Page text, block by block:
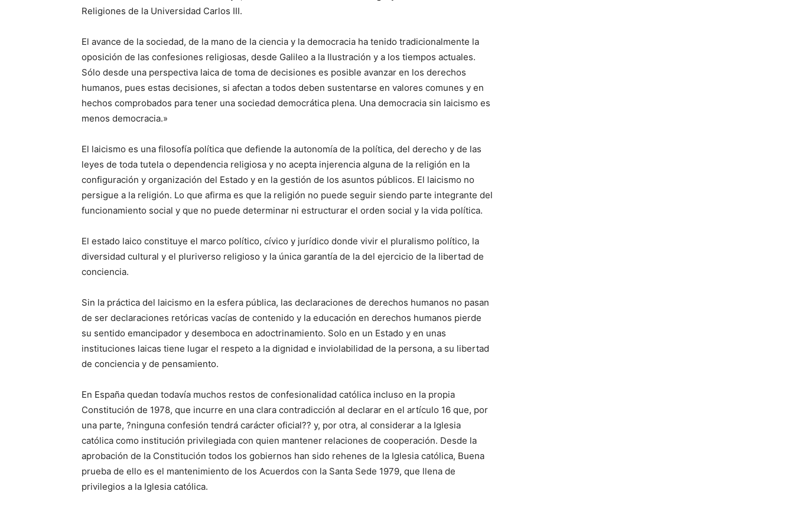
Religiones de la Universidad Carlos III.
El avance de la sociedad, de la mano de la ciencia y la democracia ha tenido tradicionalmente la
oposición de las confesiones religiosas, desde Galileo a la Ilustración y a los tiempos actuales.
Sólo desde una perspectiva laica de toma de decisiones es posible avanzar en los derechos
humanos, pues estas decisiones, si afectan a todos deben sustentarse en valores comunes y en
hechos comprobados para tener una sociedad democrática plena. Una democracia sin laicismo es
menos democracia.»
El laicismo es una filosofía política que defiende la autonomía de la política, del derecho y de las
leyes de toda tutela o dependencia religiosa y no acepta injerencia alguna de la religión en la
configuración y organización del Estado y en la gestión de los asuntos públicos. El laicismo no
persigue a la religión. Lo que afirma es que la religión no puede seguir siendo parte integrante del
funcionamiento social y que no puede determinar ni estructurar el orden social y la vida política.
El estado laico constituye el marco político, cívico y jurídico donde vivir el pluralismo político, la
diversidad cultural y el pluriverso religioso y la única garantía de la del ejercicio de la libertad de
conciencia.
Sin la práctica del laicismo en la esfera pública, las declaraciones de derechos humanos no pasan
de ser declaraciones retóricas vacías de contenido y la educación en derechos humanos pierde
su sentido emancipador y desemboca en adoctrinamiento. Solo en un Estado y en unas
instituciones laicas tiene lugar el respeto a la dignidad e inviolabilidad de la persona, a su libertad
de conciencia y de pensamiento.
En España quedan todavía muchos restos de confesionalidad católica incluso en la propia
Constitución de 1978, que incurre en una clara contradicción al declarar en el artículo 16 que, por
una parte, ?ninguna confesión tendrá carácter oficial?? y, por otra, al considerar a la Iglesia
católica como institución privilegiada con quien mantener relaciones de cooperación. Desde la
aprobación de la Constitución todos los gobiernos han sido rehenes de la Iglesia católica, Buena
prueba de ello es el mantenimiento de los Acuerdos con la Santa Sede 1979, que llena de
privilegios a la Iglesia católica.